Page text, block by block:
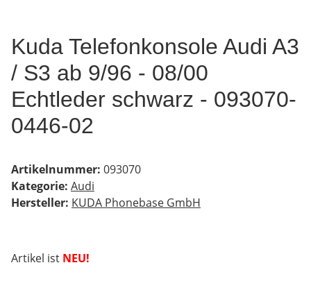
Kuda Telefonkonsole Audi A3
/ S3 ab 9/96 - 08/00
Echtleder schwarz - 093070-
0446-02
Artikelnummer: 093070
Kategorie: Audi
Hersteller: KUDA Phonebase GmbH
Artikel ist NEU!